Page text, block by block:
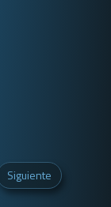
Siguiente